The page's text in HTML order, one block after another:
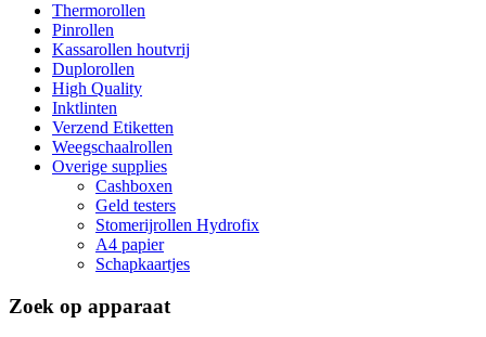
Thermorollen
Pinrollen
Kassarollen houtvrij
Duplorollen
High Quality
Inktlinten
Verzend Etiketten
Weegschaalrollen
Overige supplies
Cashboxen
Geld testers
Stomerijrollen Hydrofix
A4 papier
Schapkaartjes
Zoek op apparaat